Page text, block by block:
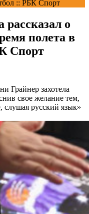
:: РБК Спорт
о
полета в
Спорт
Грайнер захотела
свое желание тем,
слушая русский язык»